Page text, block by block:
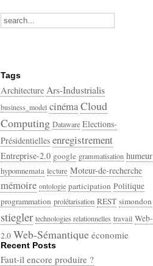
Recent Posts
Faut-il encore produire ?
Tags
Architecture Ars-Industrialis
business_model cinémaCloud
Computing Dataware Elections-
Présidentielles enregistrement
Entreprise-2.0 google grammatisation humeur
hypomnemata lecture Moteur-de-recherche
mémoire ontologie participation Politique
programmation prolétarisation REST simondon
stiegler technologies relationnelles travail Web-
2.0 Web-Sémantique économie
écriture